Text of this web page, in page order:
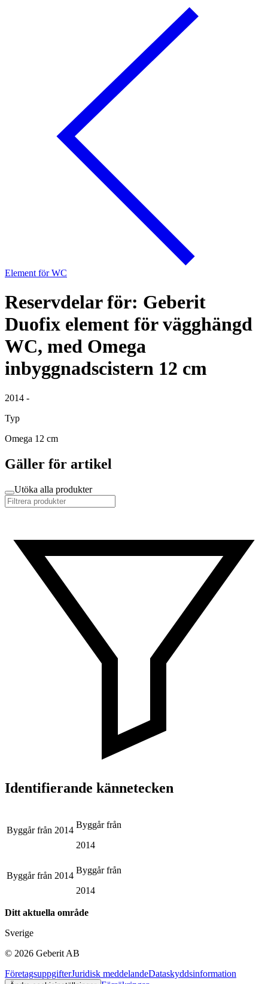
Element för WC
Reservdelar för: Geberit
Duofix element för vägghängd
WC, med Omega
inbyggnadscistern 12 cm
2014 -
Typ
Omega 12 cm
Gäller för artikel
Utöka alla produkter
Identifierande kännetecken
Byggår från 2014
Byggår från
2014
Byggår från 2014
Byggår från
2014
Ditt aktuella område
Sverige
© 2026 Geberit AB
FöretagsuppgifterJuridisk meddelandeDataskyddsinformation